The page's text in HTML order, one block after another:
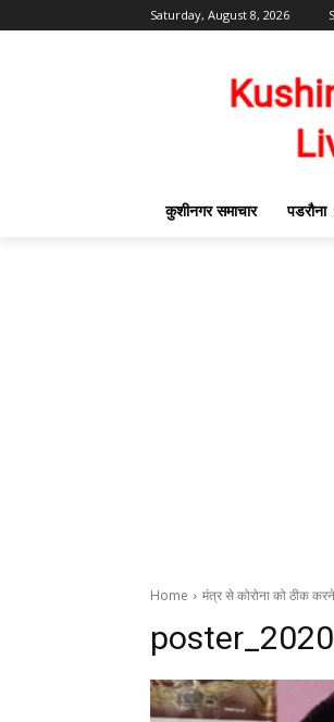
Saturday, August 8, 2026
कुशीनगर समाचार पडरौना
Home मंत्र से कोरोना को ठीक